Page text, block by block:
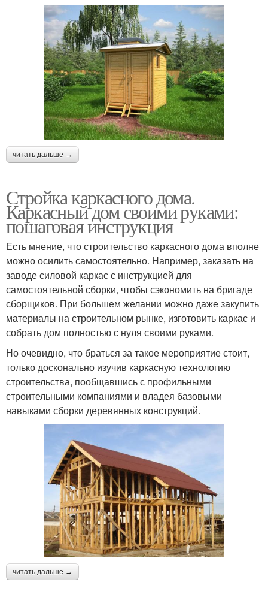
читать дальше →
Стройка каркасного дома.
Каркасный дом своими руками:
пошаговая инструкция
Есть мнение, что строительство каркасного дома вполне
можно осилить самостоятельно. Например, заказать на
заводе силовой каркас с инструкцией для
самостоятельной сборки, чтобы сэкономить на бригаде
сборщиков. При большем желании можно даже закупить
материалы на строительном рынке, изготовить каркас и
собрать дом полностью с нуля своими руками.
Но очевидно, что браться за такое мероприятие стоит,
только досконально изучив каркасную технологию
строительства, пообщавшись с профильными
строительными компаниями и владея базовыми
навыками сборки деревянных конструкций.
читать дальше →